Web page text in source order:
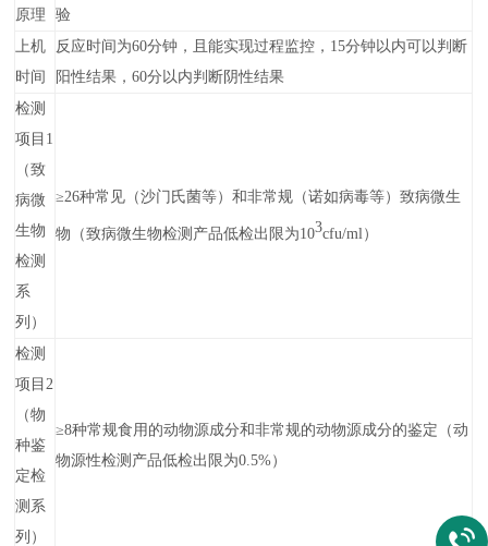
原理
验
上机
时间
反应时间为60分钟，且能实现过程监控，15分钟 以内可以判断
阳性结果，60分以内判断阴性结果
检测
项目1
（致
病微
生物
检测
系
列）
≥26种常见（沙门氏菌等）和非常规（诺如病毒等）致病微生
物（致病微生物检测产品低检出限为103cfu/ml）
检测
项目2
（物
种鉴
定检
测系
列）
≥8种常规食用的动物源成分和非常规的动物源成分的鉴定（动
物源性检测产品低检出限为0.5%）